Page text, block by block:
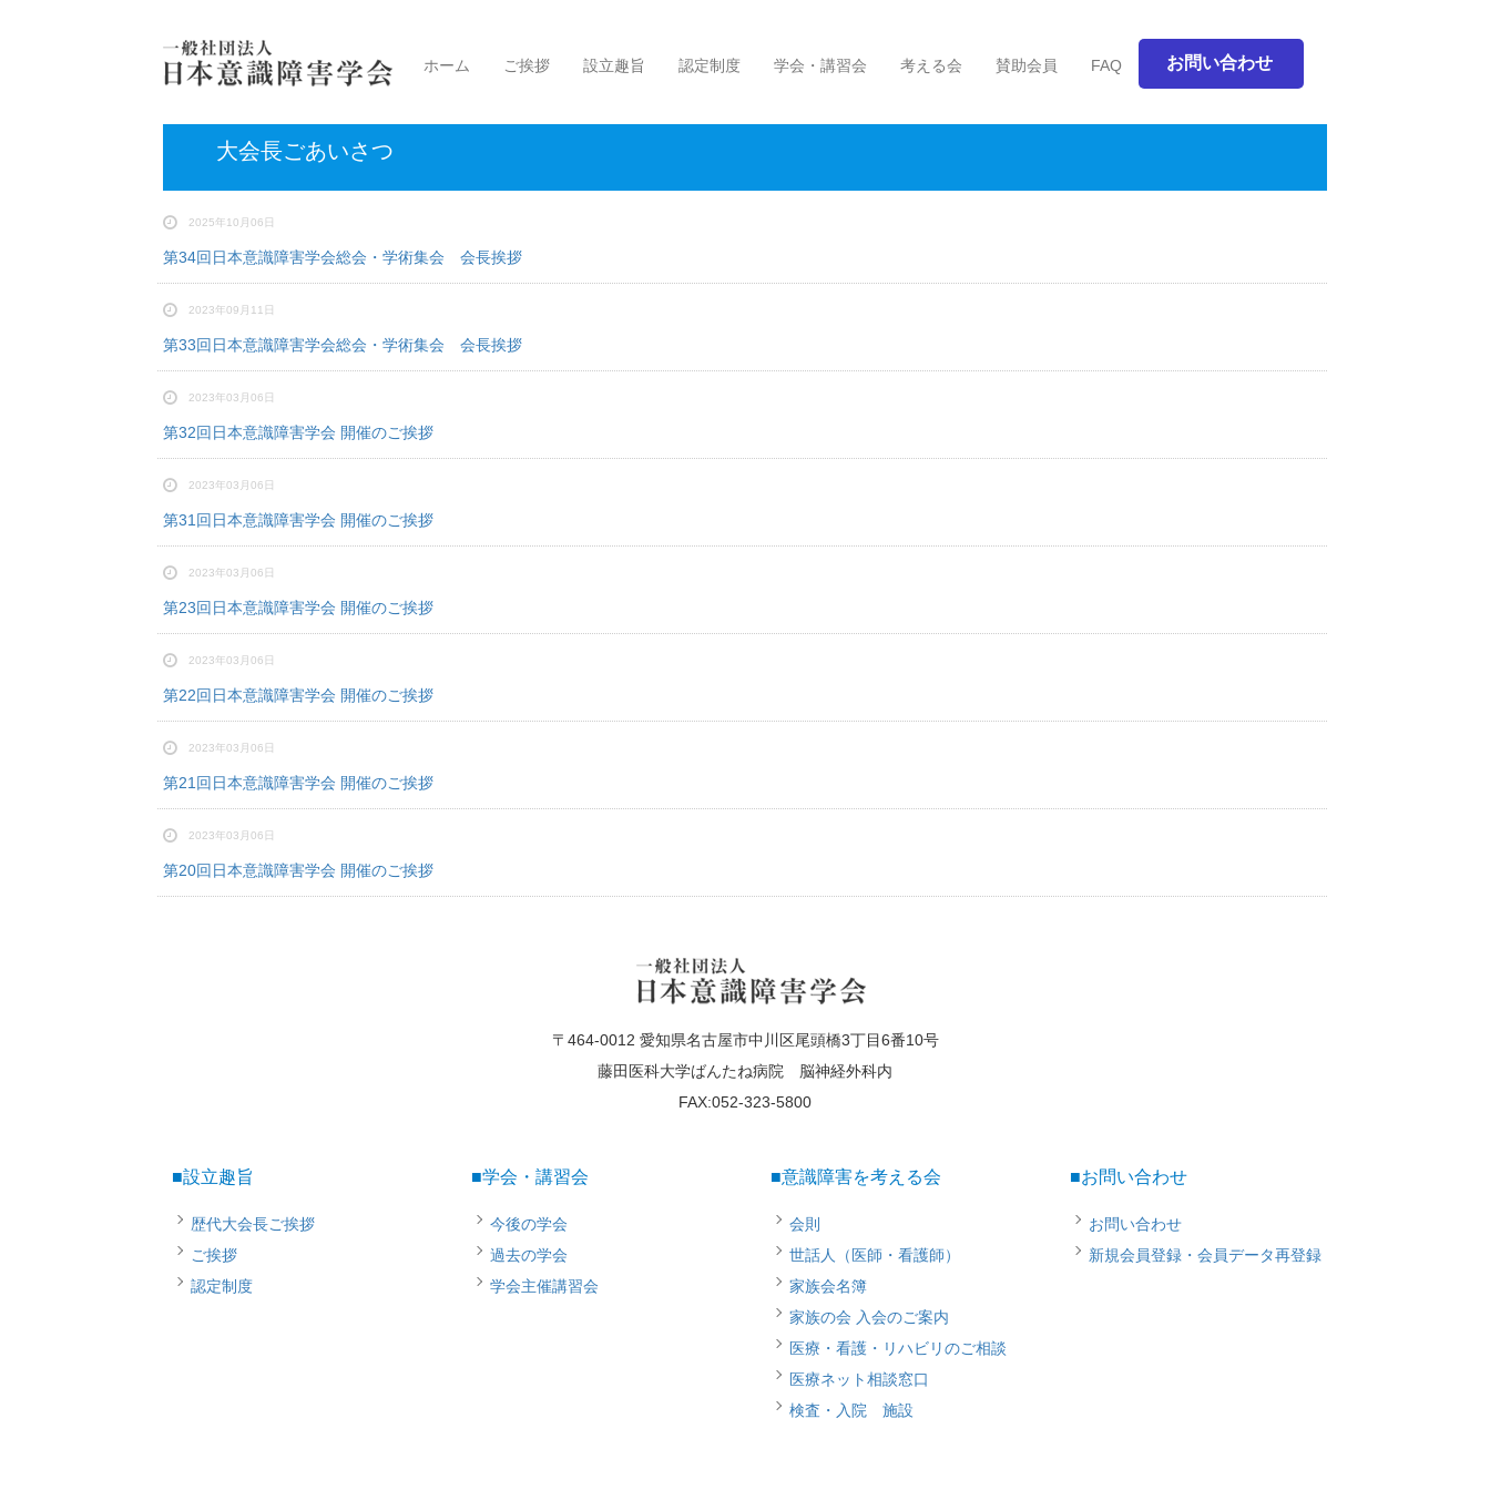
ホーム ご挨拶 設立趣旨 認定制度 学会・講習会 考える会 賛助会員 FAQ お問い合わせ
大会長ごあいさつ
2025年10月06日
第34回日本意識障害学会総会・学術集会 会長挨拶
2023年09月11日
第33回日本意識障害学会総会・学術集会 会長挨拶
2023年03月06日
第32回日本意識障害学会 開催のご挨拶
2023年03月06日
第31回日本意識障害学会 開催のご挨拶
2023年03月06日
第23回日本意識障害学会 開催のご挨拶
2023年03月06日
第22回日本意識障害学会 開催のご挨拶
2023年03月06日
第21回日本意識障害学会 開催のご挨拶
2023年03月06日
第20回日本意識障害学会 開催のご挨拶
〒464-0012 愛知県名古屋市中川区尾頭橋3丁目6番10号
藤田医科大学ばんたね病院 脳神経外科内
FAX:052-323-5800
■設立趣旨
歴代大会長ご挨拶
ご挨拶
認定制度
■学会・講習会
今後の学会
過去の学会
学会主催講習会
■意識障害を考える会
会則
世話人（医師・看護師）
家族会名簿
家族の会 入会のご案内
医療・看護・リハビリのご相談
医療ネット相談窓口
検査・入院 施設
■お問い合わせ
お問い合わせ
新規会員登録・会員データ再登録